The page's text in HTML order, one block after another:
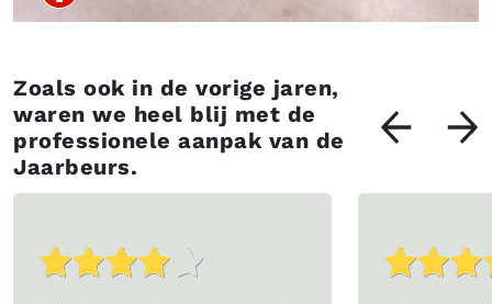
Zoals ook in de vorige jaren,
waren we heel blij met de
professionele aanpak van de
Jaarbeurs.